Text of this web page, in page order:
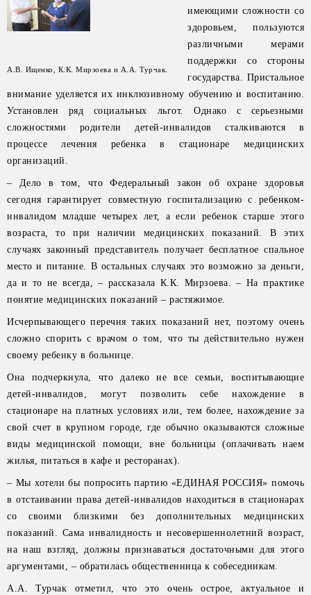
А.В. Ищенко, К.К. Мирзоева и А.А. Турчак.
имеющими сложности со
здоровьем, пользуются
различными мерами
поддержки со стороны
государства. Пристальное
внимание уделяется их инклюзивному обучению и воспитанию.
Установлен ряд социальных льгот. Однако с серьезными
сложностями родители детей-инвалидов сталкиваются в
процессе лечения ребенка в стационаре медицинских
организаций.
– Дело в том, что Федеральный закон об охране здоровья
сегодня гарантирует совместную госпитализацию с ребенком-
инвалидом младше четырех лет, а если ребенок старше этого
возраста, то при наличии медицинских показаний. В этих
случаях законный представитель получает бесплатное спальное
место и питание. В остальных случаях это возможно за деньги,
да и то не всегда, – рассказала К.К. Мирзоева. – На практике
понятие медицинских показаний – растяжимое.
Исчерпывающего перечня таких показаний нет, поэтому очень
сложно спорить с врачом о том, что ты действительно нужен
своему ребенку в больнице.
Она подчеркнула, что далеко не все семьи, воспитывающие
детей-инвалидов, могут позволить себе нахождение в
стационаре на платных условиях или, тем более, нахождение за
свой счет в крупном городе, где обычно оказываются сложные
виды медицинской помощи, вне больницы (оплачивать наем
жилья, питаться в кафе и ресторанах).
– Мы хотели бы попросить партию «ЕДИНАЯ РОССИЯ» помочь
в отстаивании права детей-инвалидов находиться в стационарах
со своими близкими без дополнительных медицинских
показаний. Сама инвалидность и несовершеннолетний возраст,
на наш взгляд, должны признаваться достаточными для этого
аргументами, – обратилась общественница к собеседникам.
А.А. Турчак отметил, что это очень острое, актуальное и